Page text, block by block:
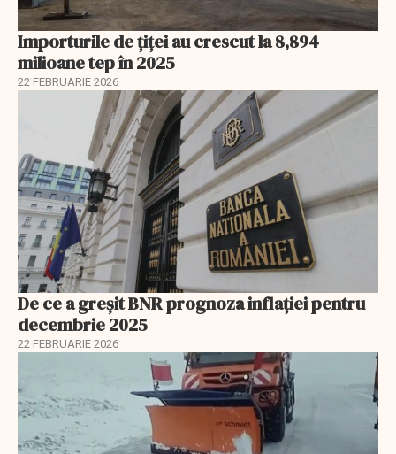
Importurile de țiței au crescut la 8,894
milioane tep în 2025
22 FEBRUARIE 2026
De ce a greșit BNR prognoza inflației pentru
decembrie 2025
22 FEBRUARIE 2026